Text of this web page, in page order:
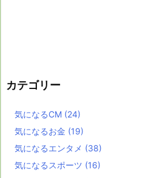
カテゴリー
気になるCM (24)
気になるお金 (19)
気になるエンタメ (38)
気になるスポーツ (16)